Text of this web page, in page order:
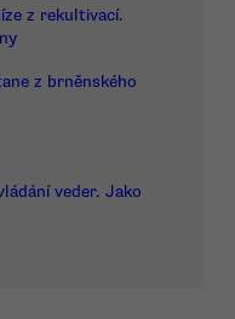
z rekultivací.
z brněnského
veder. Jako